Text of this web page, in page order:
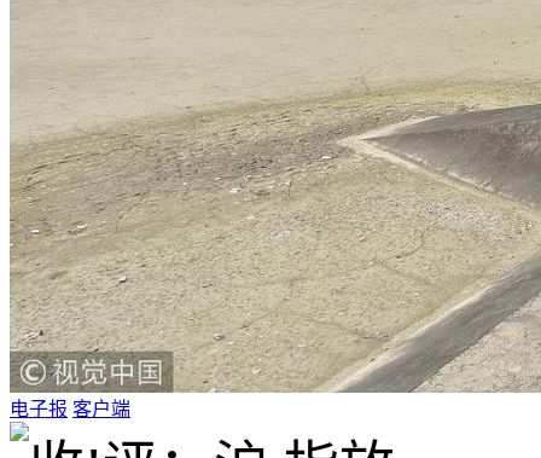
电子报 客户端